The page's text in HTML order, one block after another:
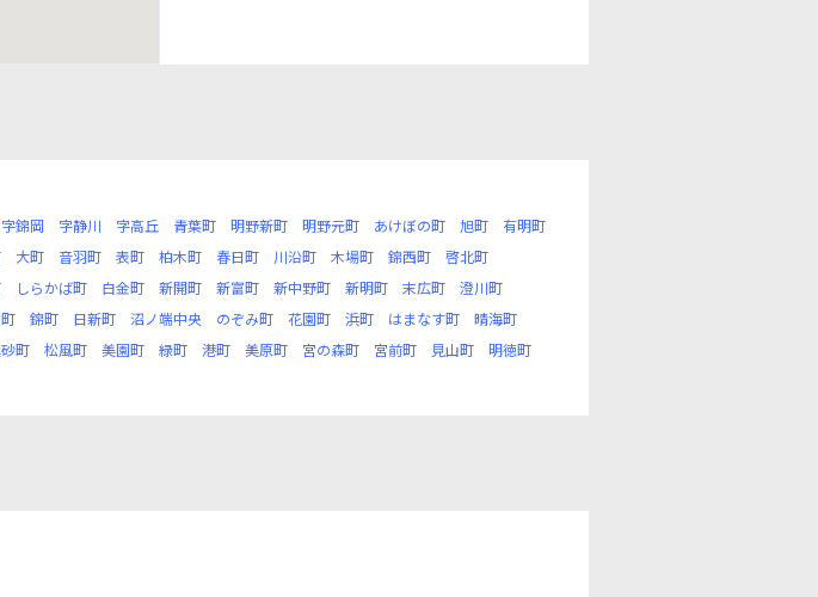
字錦岡 字静川 字高丘 青葉町 明野新町 明野元町 あけぼの町 旭町
有明町
大町 音羽町 表町 柏木町 春日町 川沿町 木場町 錦西町
啓北町
しらかば町 白金町 新開町 新富町 新中野町 新明町 末広町
澄川町
錦町 日新町 沼ノ端中央 のぞみ町 花園町 浜町 はまなす町
晴海町
町 松風町 美園町 緑町 港町 美原町 宮の森町 宮前町 見山町
明徳町